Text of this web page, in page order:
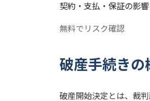
契約・支払・保証の影
無料でリスク確認
破産手続きの
破産開始決定とは、裁